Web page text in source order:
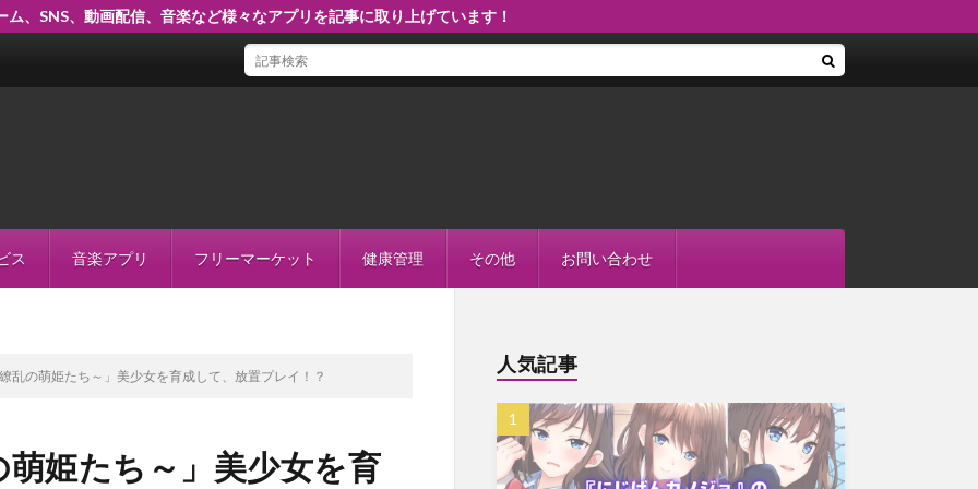
ム、SNS、動画配信、音楽など様々なアプリを記事に取り上げています！
ス 音楽アプリ フリーマーケット 健康管理 その他 お問い合わせ
『オリエント・アルカディア』王道を抑えつつ、現代風にブラッシュアップされた三国ファンタジーRPG！！
乱の萌姫たち～」美少女を育成して、放置プレイ！？
姫たち～」美少女を育
人気記事